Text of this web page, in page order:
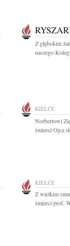
Z głębokim
naszego
KIELCE
Norbertowi
śmierci Ojca
KIELCE
Z wielkim
śmierci prof.